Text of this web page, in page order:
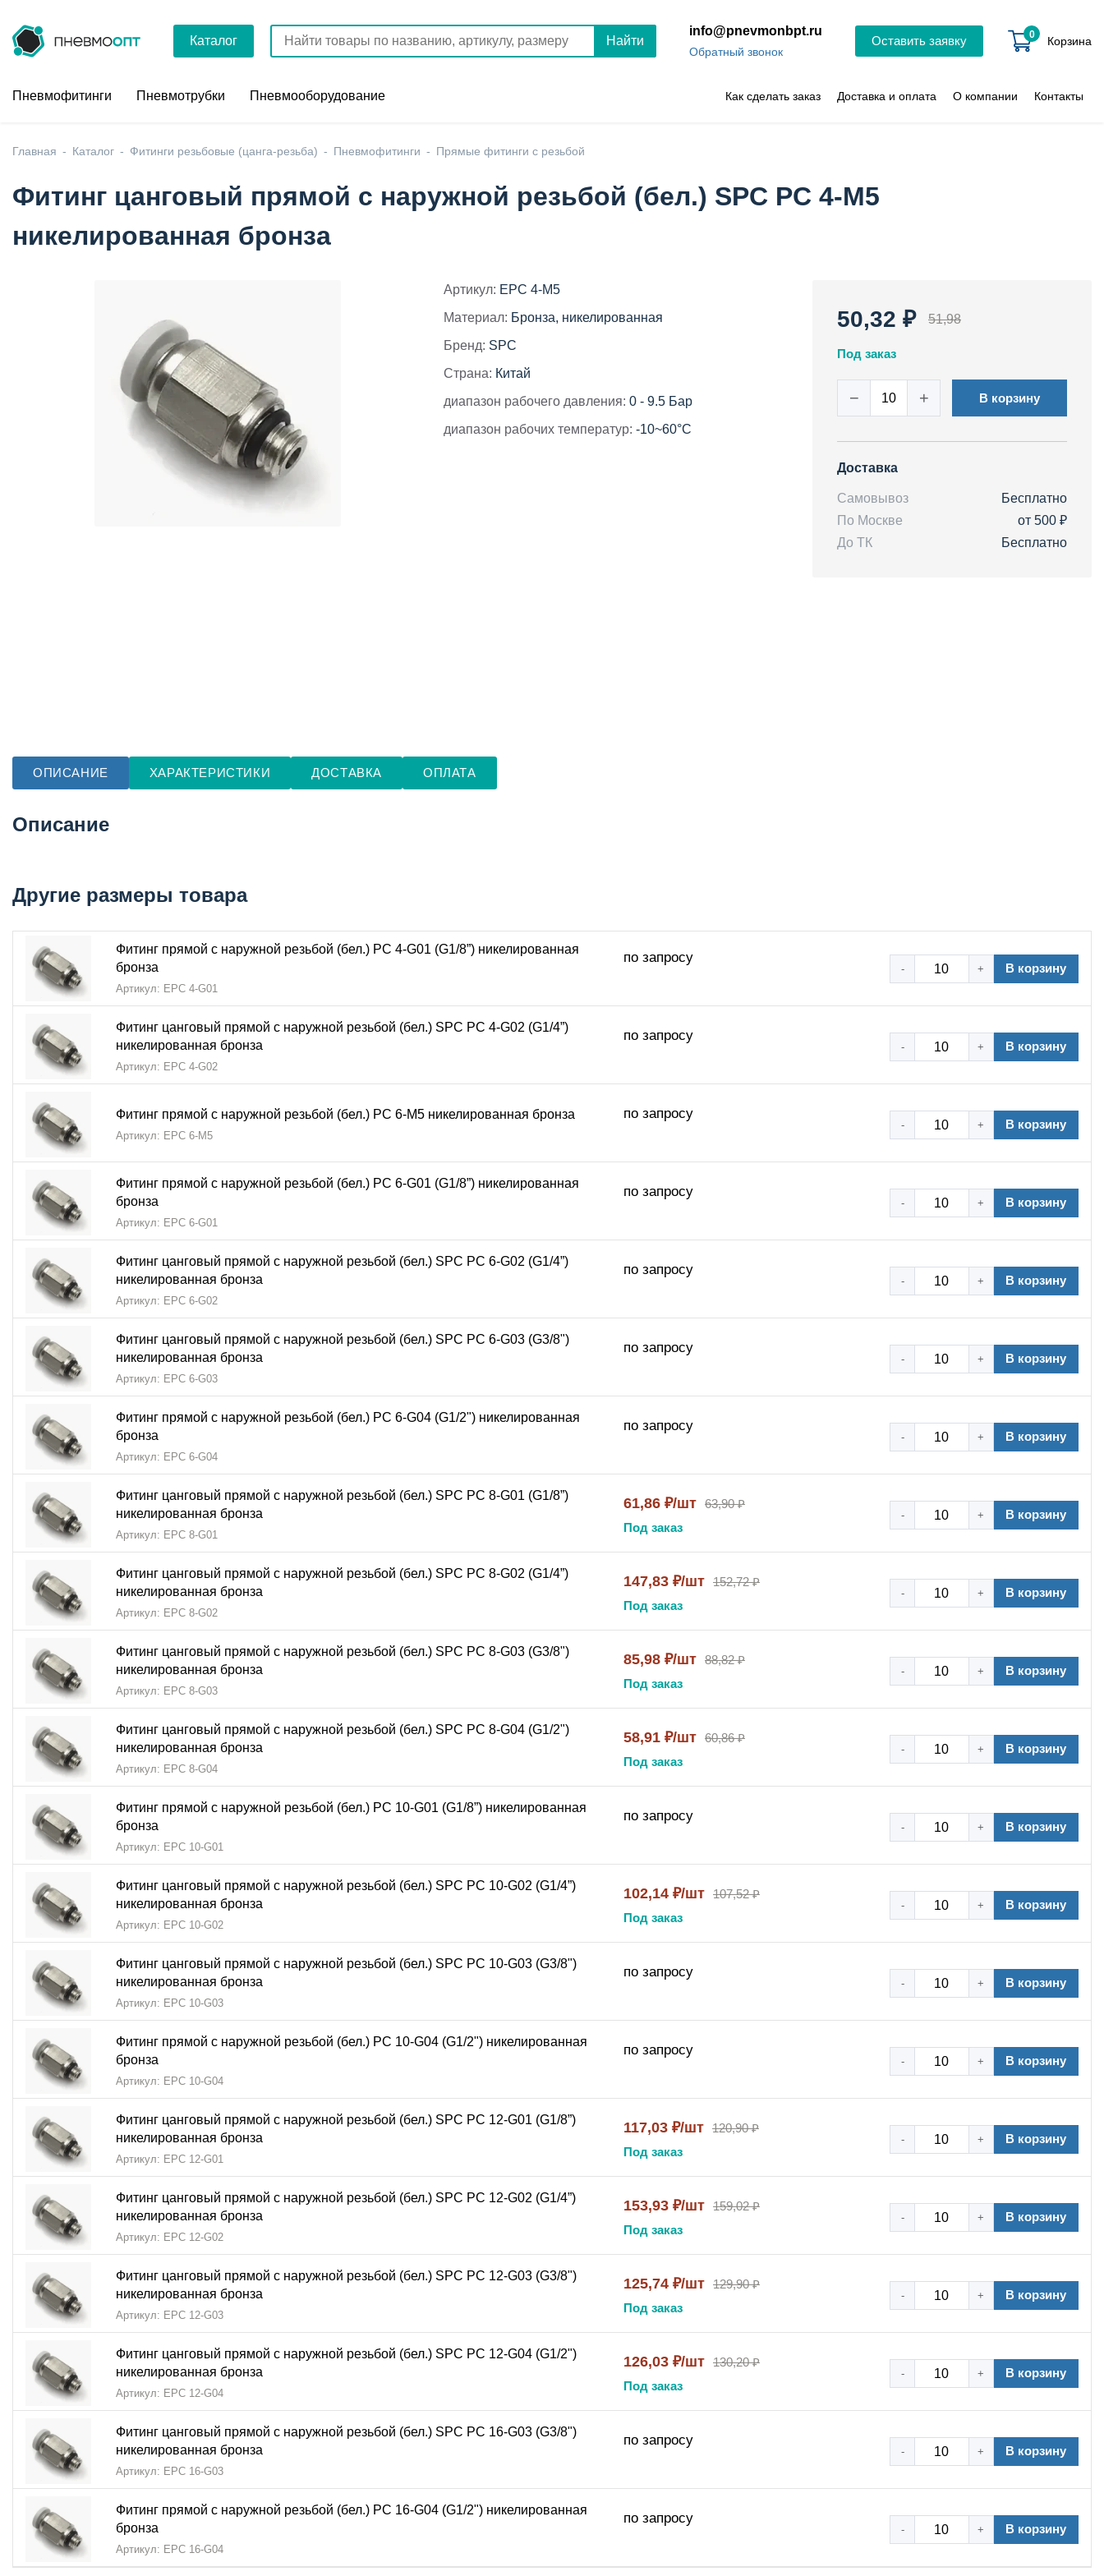
Каталог Найти
info@pnevmonbpt.ru
Обратный звонок
Оставить заявку 0 Корзина
Пневмофитинги Пневмотрубки Пневмооборудование Как сделать заказ Доставка и оплата О компании Контакты
Главная Каталог Фитинги резьбовые (цанга-резьба) Пневмофитинги Прямые фитинги с резьбой
Фитинг цанговый прямой с наружной резьбой (бел.) SPC PC 4-M5
никелированная бронза
Артикул: EPC 4-M5
Материал: Бронза, никелированная
Бренд: SPC
Страна: Китай
диапазон рабочего давления: 0 - 9.5 Бар
диапазон рабочих температур: -10~60°C
50,32 ₽ 51,98
Под заказ
− + В корзину
Доставка
Самовывоз
Бесплатно
По Москве
от 500 ₽
До ТК
Бесплатно
ОПИСАНИЕ ХАРАКТЕРИСТИКИ ДОСТАВКА ОПЛАТА
Описание
Другие размеры товара
Фитинг прямой с наружной резьбой (бел.) PC 4-G01 (G1/8”) никелированная
бронза
Артикул: EPC 4-G01
по запросу
- + В корзину
Фитинг цанговый прямой с наружной резьбой (бел.) SPC PC 4-G02 (G1/4”)
никелированная бронза
Артикул: EPC 4-G02
по запросу
- + В корзину
Фитинг прямой с наружной резьбой (бел.) PC 6-M5 никелированная бронза
Артикул: EPC 6-M5
по запросу
- + В корзину
Фитинг прямой с наружной резьбой (бел.) PC 6-G01 (G1/8”) никелированная
бронза
Артикул: EPC 6-G01
по запросу
- + В корзину
Фитинг цанговый прямой с наружной резьбой (бел.) SPC PC 6-G02 (G1/4”)
никелированная бронза
Артикул: EPC 6-G02
по запросу
- + В корзину
Фитинг цанговый прямой с наружной резьбой (бел.) SPC PC 6-G03 (G3/8")
никелированная бронза
Артикул: EPC 6-G03
по запросу
- + В корзину
Фитинг прямой с наружной резьбой (бел.) PC 6-G04 (G1/2") никелированная
бронза
Артикул: EPC 6-G04
по запросу
- + В корзину
Фитинг цанговый прямой с наружной резьбой (бел.) SPC PC 8-G01 (G1/8”)
никелированная бронза
Артикул: EPC 8-G01
61,86 ₽/шт 63,90 ₽
Под заказ
- + В корзину
Фитинг цанговый прямой с наружной резьбой (бел.) SPC PC 8-G02 (G1/4”)
никелированная бронза
Артикул: EPC 8-G02
147,83 ₽/шт 152,72 ₽
Под заказ
- + В корзину
Фитинг цанговый прямой с наружной резьбой (бел.) SPC PC 8-G03 (G3/8")
никелированная бронза
Артикул: EPC 8-G03
85,98 ₽/шт 88,82 ₽
Под заказ
- + В корзину
Фитинг цанговый прямой с наружной резьбой (бел.) SPC PC 8-G04 (G1/2")
никелированная бронза
Артикул: EPC 8-G04
58,91 ₽/шт 60,86 ₽
Под заказ
- + В корзину
Фитинг прямой с наружной резьбой (бел.) PC 10-G01 (G1/8”) никелированная
бронза
Артикул: EPC 10-G01
по запросу
- + В корзину
Фитинг цанговый прямой с наружной резьбой (бел.) SPC PC 10-G02 (G1/4”)
никелированная бронза
Артикул: EPC 10-G02
102,14 ₽/шт 107,52 ₽
Под заказ
- + В корзину
Фитинг цанговый прямой с наружной резьбой (бел.) SPC PC 10-G03 (G3/8")
никелированная бронза
Артикул: EPC 10-G03
по запросу
- + В корзину
Фитинг прямой с наружной резьбой (бел.) PC 10-G04 (G1/2") никелированная
бронза
Артикул: EPC 10-G04
по запросу
- + В корзину
Фитинг цанговый прямой с наружной резьбой (бел.) SPC PC 12-G01 (G1/8”)
никелированная бронза
Артикул: EPC 12-G01
117,03 ₽/шт 120,90 ₽
Под заказ
- + В корзину
Фитинг цанговый прямой с наружной резьбой (бел.) SPC PC 12-G02 (G1/4”)
никелированная бронза
Артикул: EPC 12-G02
153,93 ₽/шт 159,02 ₽
Под заказ
- + В корзину
Фитинг цанговый прямой с наружной резьбой (бел.) SPC PC 12-G03 (G3/8")
никелированная бронза
Артикул: EPC 12-G03
125,74 ₽/шт 129,90 ₽
Под заказ
- + В корзину
Фитинг цанговый прямой с наружной резьбой (бел.) SPC PC 12-G04 (G1/2")
никелированная бронза
Артикул: EPC 12-G04
126,03 ₽/шт 130,20 ₽
Под заказ
- + В корзину
Фитинг цанговый прямой с наружной резьбой (бел.) SPC PC 16-G03 (G3/8")
никелированная бронза
Артикул: EPC 16-G03
по запросу
- + В корзину
Фитинг прямой с наружной резьбой (бел.) PC 16-G04 (G1/2") никелированная
бронза
Артикул: EPC 16-G04
по запросу
- + В корзину